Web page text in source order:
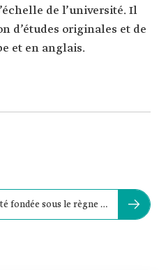
de l’université. Il
d’études originales et de
et en anglais.
fondée sous le règne du